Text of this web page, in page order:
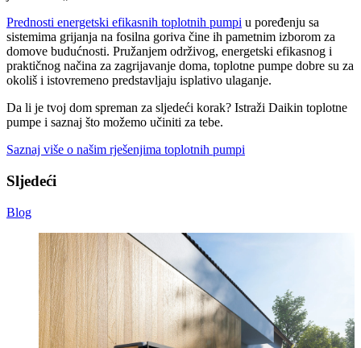
Prednosti energetski efikasnih toplotnih pumpi u poređenju sa
sistemima grijanja na fosilna goriva čine ih pametnim izborom za
domove budućnosti. Pružanjem održivog, energetski efikasnog i
praktičnog načina za zagrijavanje doma, toplotne pumpe dobre su za
okoliš i istovremeno predstavljaju isplativo ulaganje.
Da li je tvoj dom spreman za sljedeći korak? Istraži Daikin toplotne
pumpe i saznaj što možemo učiniti za tebe.
Saznaj više o našim rješenjima toplotnih pumpi
Sljedeći
Blog